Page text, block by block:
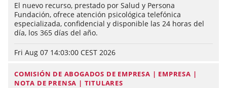
El nuevo recurso, prestado por Salud y Persona
Fundación, ofrece atención psicológica telefónica
especializada, confidencial y disponible las 24 horas del
día, los 365 días del año.
Fri Aug 07 14:03:00 CEST 2026
COMISIÓN DE ABOGADOS DE EMPRESA | EMPRESA |
NOTA DE PRENSA | TITULARES